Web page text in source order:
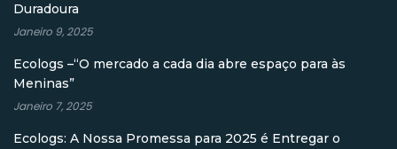
Duradoura
Janeiro 9, 2025
Ecologs –“O mercado a cada dia abre espaço para às
Meninas”
Janeiro 7, 2025
Ecologs: A Nossa Promessa para 2025 é Entregar o